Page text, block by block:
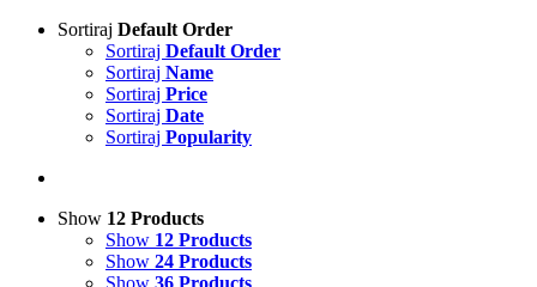
Sortiraj Default Order
Sortiraj Default Order
Sortiraj Name
Sortiraj Price
Sortiraj Date
Sortiraj Popularity
Show 12 Products
Show 12 Products
Show 24 Products
Show 36 Products